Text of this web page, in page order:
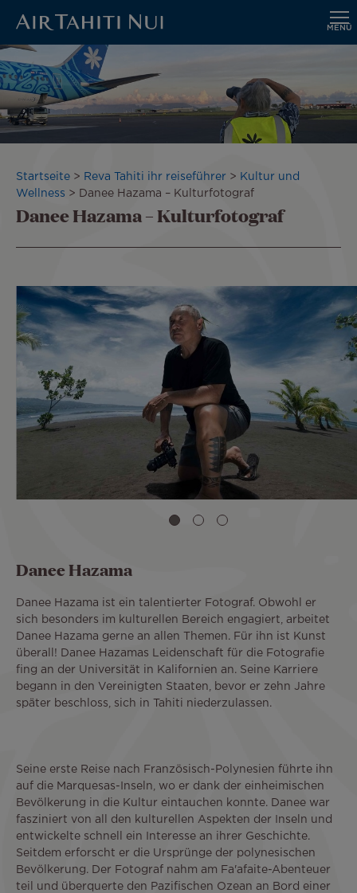
Zum
Hauptinhalt
wechseln
MENÜ
Pfadnavigation
Startseite Reva Tahiti ihr reiseführer
Kultur und
Wellness
Danee Hazama – Kulturfotograf
Danee Hazama – Kulturfotograf
Danee Hazama
Danee Hazama ist ein talentierter Fotograf. Obwohl er
sich besonders im kulturellen Bereich engagiert, arbeitet
Danee Hazama gerne an allen Themen. Für ihn ist Kunst
überall! Danee Hazamas Leidenschaft für die Fotografie
fing an der Universität in Kalifornien an. Seine Karriere
begann in den Vereinigten Staaten, bevor er zehn Jahre
später beschloss, sich in Tahiti niederzulassen.
Seine erste Reise nach Französisch-Polynesien führte ihn
auf die Marquesas-Inseln, wo er dank der einheimischen
Bevölkerung in die Kultur eintauchen konnte. Danee war
fasziniert von all den kulturellen Aspekten der Inseln und
entwickelte schnell ein Interesse an ihrer Geschichte.
Seitdem erforscht er die Ursprünge der polynesischen
Bevölkerung. Der Fotograf nahm am Fa'afaite-Abenteuer
teil und überquerte den Pazifischen Ozean an Bord einer